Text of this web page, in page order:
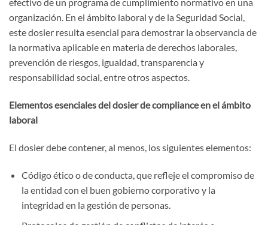
efectivo de un programa de cumplimiento normativo en una
organización. En el ámbito laboral y de la Seguridad Social,
este dosier resulta esencial para demostrar la observancia de
la normativa aplicable en materia de derechos laborales,
prevención de riesgos, igualdad, transparencia y
responsabilidad social, entre otros aspectos.
Elementos esenciales del dosier de compliance en el ámbito
laboral
El dosier debe contener, al menos, los siguientes elementos:
Código ético o de conducta, que refleje el compromiso de
la entidad con el buen gobierno corporativo y la
integridad en la gestión de personas.